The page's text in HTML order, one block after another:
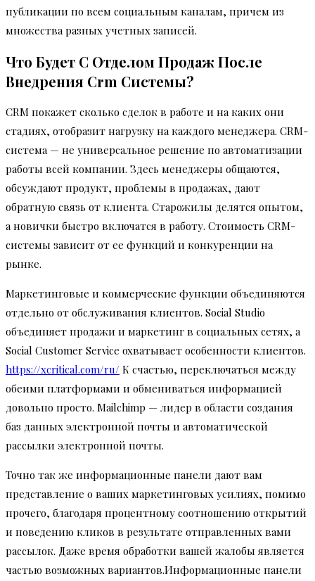
публикации по всем социальным каналам, причем из
множества разных учетных записей.
Что Будет С Отделом Продаж После
Внедрения Crm Системы?
CRM покажет сколько сделок в работе и на каких они
стадиях, отобразит нагрузку на каждого менеджера. CRM-
система — не универсальное решение по автоматизации
работы всей компании. Здесь менеджеры общаются,
обсуждают продукт, проблемы в продажах, дают
обратную связь от клиента. Старожилы делятся опытом,
а новички быстро включатся в работу. Стоимость CRM-
системы зависит от ее функций и конкуренции на
рынке.
Маркетинговые и коммерческие функции объединяются
отдельно от обслуживания клиентов. Social Studio
объединяет продажи и маркетинг в социальных сетях, а
Social Customer Service охватывает особенности клиентов.
https://xcritical.com/ru/ К счастью, переключаться между
обеими платформами и обмениваться информацией
довольно просто. Mailchimp — лидер в области создания
баз данных электронной почты и автоматической
рассылки электронной почты.
Точно так же информационные панели дают вам
представление о ваших маркетинговых усилиях, помимо
прочего, благодаря процентному соотношению открытий
и поведению кликов в результате отправленных вами
рассылок. Даже время обработки вашей жалобы является
частью возможных вариантов.Информационные панели